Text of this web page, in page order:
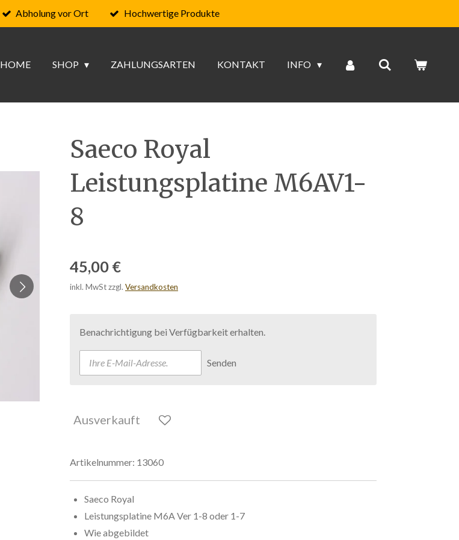
Abholung vor Ort Hochwertige Produkte
HOME SHOP ZAHLUNGSARTEN KONTAKT INFO
Saeco Royal
Leistungsplatine M6AV1-
8
45,00 €
inkl. MwSt zzgl. Versandkosten
Benachrichtigung bei Verfügbarkeit erhalten.
Senden
Ausverkauft
Artikelnummer: 13060
Saeco Royal
Leistungsplatine M6A Ver 1-8 oder 1-7
Wie abgebildet